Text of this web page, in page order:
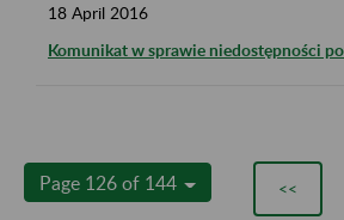
18 April 2016
Komunikat w sprawie niedostępności
Page 126 of 144 <<